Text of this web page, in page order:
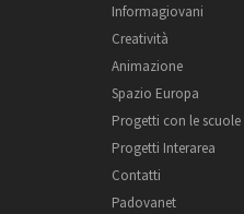
Informagiovani
Creatività
Animazione
Spazio Europa
Progetti con le scuole
Progetti Interarea
Contatti
Padovanet